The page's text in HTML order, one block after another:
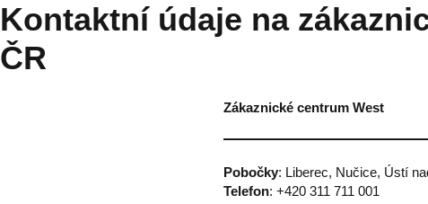
Kontaktní údaje na
ČR
Zákaznické centrum West
Pobočky: Liberec, Nučice, Ústí
Telefon: +420 311 711 001